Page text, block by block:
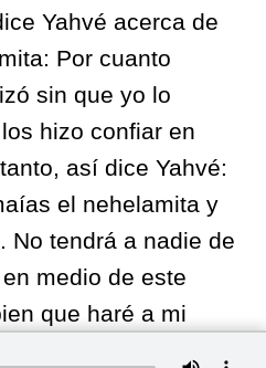
Yahvé acerca de
Por cuanto
sin que yo lo
hizo confiar en
así dice Yahvé:
el nehelamita y
No tendrá a nadie de
medio de este
que haré a mi